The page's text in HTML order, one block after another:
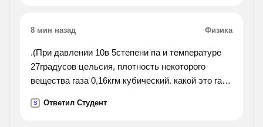
8 мин назад Физика
.(При давлении 10в 5степени па и температуре
27градусов цельсия, плотность некоторого
вещества газа 0,16кгм кубический. какой это газ!
S Ответил Студент